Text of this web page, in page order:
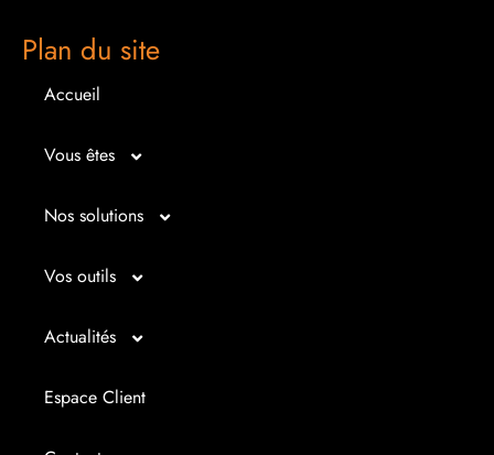
Plan du site
Accueil
Vous êtes
Micro entrepreneur
Créateur d’entreprise
Repreneur d’entreprise
Nos solutions
Entrepreunariat
Gestion
Juridique
Vos outils
Bilan imagé
Tableau de bord
Simul’Auto
Actualités
Actualités
Espace Client